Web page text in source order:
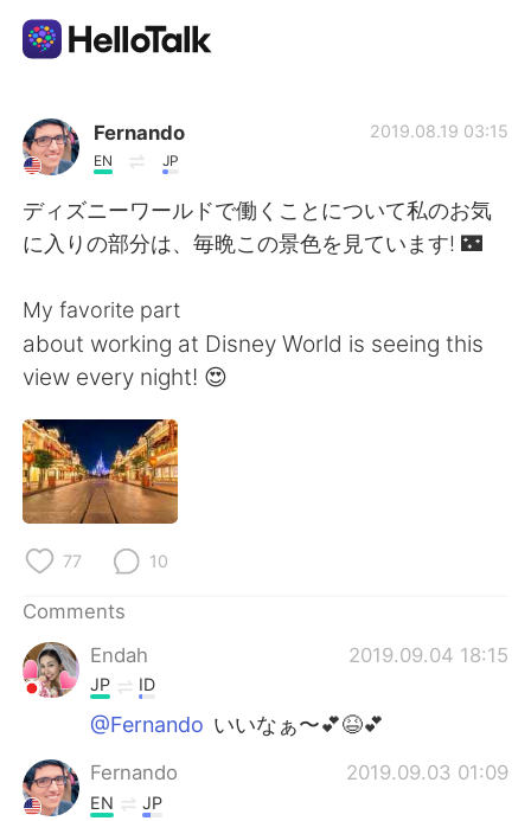
Language Exchange App
AI Grammar Checker
English
简体中文 繁體中文
Español
Français
Indonesia
Türkçe Tiếng Việt
Português
Fernando
EN JP
2019.08.19 03:15
ディズニーワールドで働くことについて私のお気
に入りの部分は、毎晩この景色を見ています! 🌃
My favorite part
about working at Disney World is seeing this
view every night! 😍
77 10
Comments
Endah
2019.09.04 18:15
JP ID
@Fernando いいなぁ〜💕😆💕
Fernando 2019.09.03 01:09
EN JP